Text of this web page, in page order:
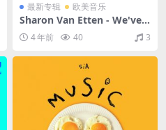
最新专辑 欧美音乐
Sharon Van Etten - We've B
een Going About This All
Wrong (Deluxe Edition)（2
022/FLAC/分轨/349M）
4 年前 40 3